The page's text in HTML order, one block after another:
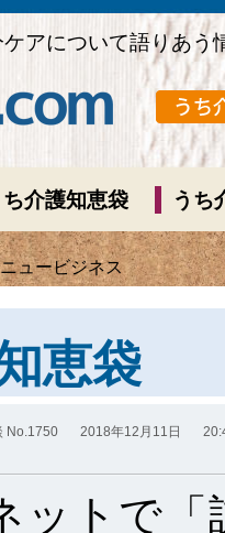
アについて語りあう
ち介護知恵袋 うち
ュービジネス
恵袋
No.1750 2018年12月11日
ットで